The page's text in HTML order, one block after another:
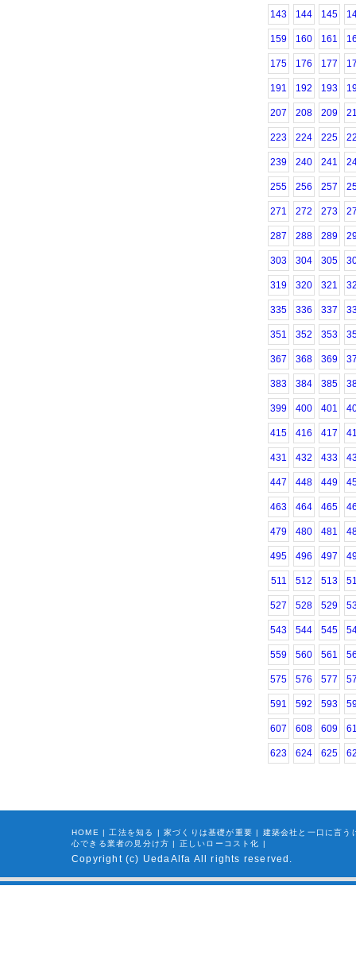
143 144 145
159 160 161
175 176 177
191 192 193
207 208 209
223 224 225
239 240 241
255 256 257
271 272 273
287 288 289
303 304 305
319 320 321
335 336 337
351 352 353
367 368 369
383 384 385
399 400 401
415 416 417
431 432 433
447 448 449
463 464 465
479 480 481
495 496 497
511 512 513
527 528 529
543 544 545
559 560 561
575 576 577
591 592 593
607 608 609
623 624 625
HOME | 工法を知る | 家づくりは基礎が重要 |
建築会社と一口に言う
心できる業者の見分け方 | 正しいローコスト化 |
Copyright (c) UedaAlfa All rights reserved.